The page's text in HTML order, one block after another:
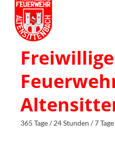
Freiwillige
365 Tage / 24 Stunden / 7